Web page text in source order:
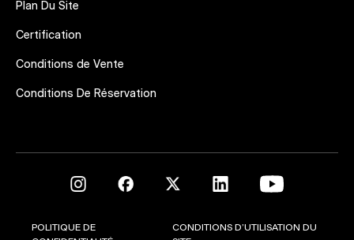
Plan Du Site
Certification
Conditions de Vente
Conditions De Réservation
POLITIQUE DE
CONDITIONS D’UTILISATION DU